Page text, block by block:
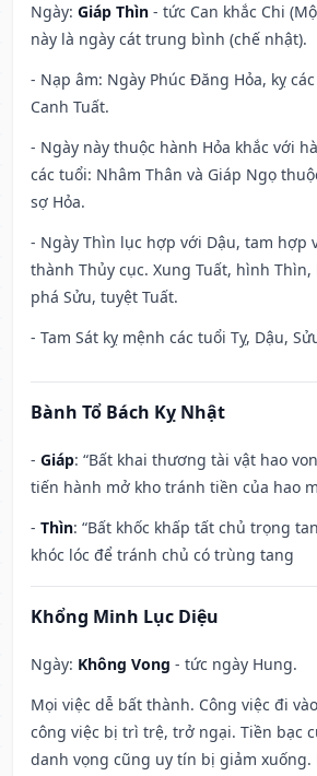
Ngày: Giáp Thìn - tức Can khắc Chi
này là ngày cát trung bình (chế nhật).
- Nạp âm: Ngày Phúc Đăng Hỏa, kỵ
Canh Tuất.
- Ngày này thuộc hành Hỏa khắc với
các tuổi: Nhâm Thân và Giáp Ngọ
sợ Hỏa.
- Ngày Thìn lục hợp với Dậu, tam hợp
thành Thủy cục. Xung Tuất, hình
phá Sửu, tuyệt Tuất.
- Tam Sát kỵ mệnh các tuổi Tỵ, Dậu,
Bành Tổ Bách Kỵ Nhật
- Giáp: “Bất khai thương tài vật hao
tiến hành mở kho tránh tiền của hao
- Thìn: “Bất khốc khấp tất chủ trọng
khóc lóc để tránh chủ có trùng tang
Khổng Minh Lục Diệu
Ngày: Không Vong - tức ngày Hung.
Mọi việc dễ bất thành. Công việc đi
công việc bị trì trệ, trở ngại. Tiền bạc
danh vọng cũng uy tín bị giảm xuống.